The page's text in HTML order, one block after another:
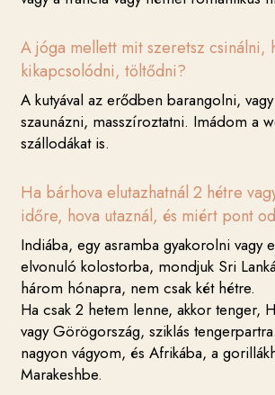
A jóga mellett mit szeretsz csinálni,
kikapcsolódni, töltődni?
A kutyával az erődben barangolni,
szaunázni, masszíroztatni. Imádom a
szállodákat is.
Ha bárhova elutazhatnál 2 hétre
időre, hova utaznál, és miért pont
Indiába, egy asramba gyakorolni vagy
elvonuló kolostorba, mondjuk Sri
három hónapra, nem csak két hétre.
Ha csak 2 hetem lenne, akkor tenger,
vagy Görögország, sziklás
nagyon vágyom, és Afrikába, a
Marakeshbe.